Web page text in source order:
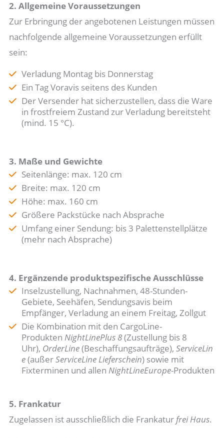
2. Allgemeine Voraussetzungen
Zur Erbringung der angebotenen Leistungen müssen
nachfolgende allgemeine Voraussetzungen erfüllt
sein:
Verladung Montag bis Donnerstag
Ein Tag Voravis seitens des Kunden
Der Versender hat sicherzustellen, dass die Ware
in frostfreiem Zustand zur Verladung bereitsteht
(mind. 15 °C).
3. Maße und Gewichte
Seitenlänge: max. 120 cm
Breite: max. 120 cm
Höhe: max. 160 cm
Größere Packstücke nach Absprache
Umfang einer Sendung: bis 3 Palettenstellplätze
(mehr nach Absprache)
4. Ergänzende produktspezifische Ausschlüsse
Inselzustellung, Nachnahmen, 48-Stunden-
Gebiete, Seehäfen, Sendungsavis beim
Empfänger, Verladung an einem Freitag, Zollgut
Die Kombination mit den CargoLine-
ProduktenNightLinePlus 8(Zustellung bis 8
Uhr), OrderLine(Beschaffungsaufträge),ServiceLin
e(außerServiceLine Lieferschein) sowie mit
Fixterminen und allenNightLineEurope-Produkten
5. Frankatur
Zugelassen ist ausschließlich die Frankatur frei Haus.